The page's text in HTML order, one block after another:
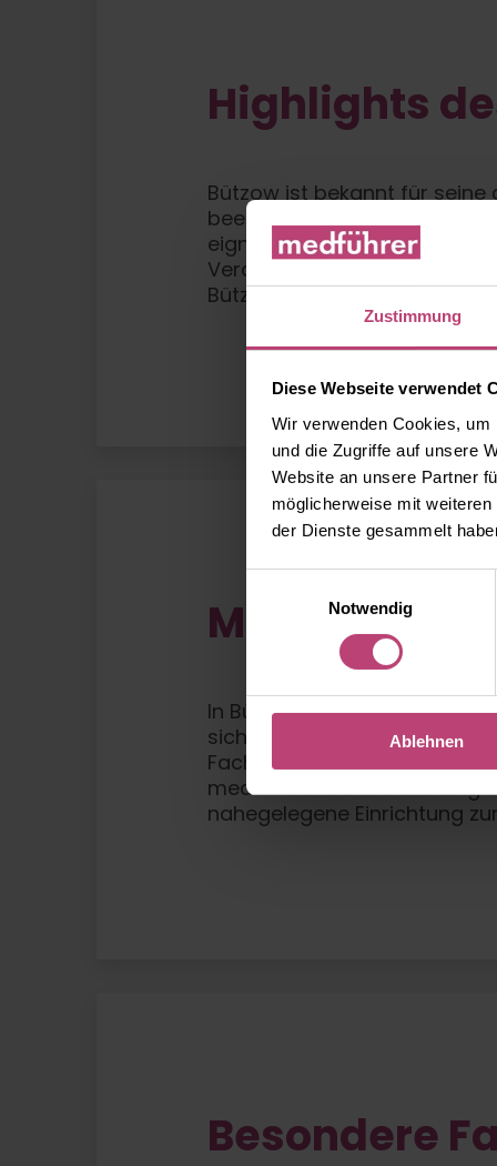
Zustimmung
Diese Webseite verwendet
Wir verwenden Cookies,
und die Zugriffe auf unsere
Website an unsere Partner
möglicherweise mit
der Dienste gesammelt
Notwendig
Ablehnen
Highlights
Bützow ist bekannt für
beeindruckende St.-Marien-
eignen sich hervorragend
Veranstaltungen und Feste,
Bützow, ein Wahrzeichen,
In Bützow gibt es mehrere
sicherstellen. Das
Fachbereichen. Ergänzt
medizinische
nahegelegene Einrichtung
Besondere